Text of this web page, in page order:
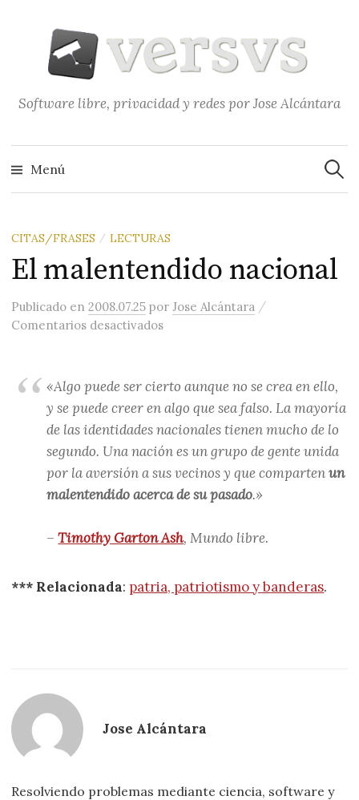
contenido
Software libre, privacidad y redes por Jose Alcántara
Menú
CITAS/FRASES / LECTURAS
El malentendido nacional
Publicado en2008.07.25 porJose Alcántara /
Comentarios desactivadosen El malentendido nacional
«Algo puede ser cierto aunque no se crea en ello,
y se puede creer en algo que sea falso. La mayoría
de las identidades nacionales tienen mucho de lo
segundo. Una nación es un grupo de gente unida
por la aversión a sus vecinos y que compartenun
malentendido acerca de su pasado.»
–Timothy Garton Ash,Mundo libre.
*** Relacionada: patria, patriotismo y banderas.
Jose Alcántara
Resolviendo problemas mediante ciencia, software y